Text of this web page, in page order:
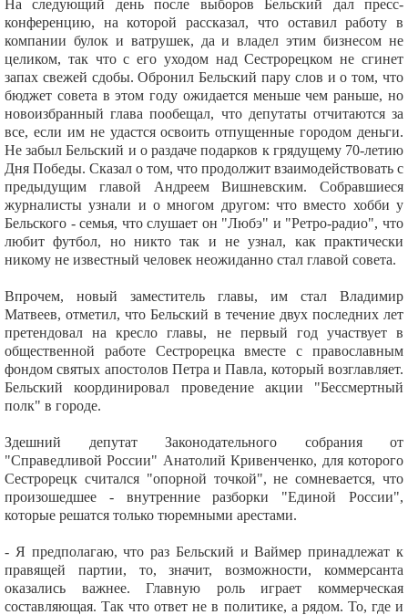
На следующий день после выборов Бельский дал пресс-
конференцию, на которой рассказал, что оставил работу в
компании булок и ватрушек, да и владел этим бизнесом не
целиком, так что с его уходом над Сестрорецком не сгинет
запах свежей сдобы. Обронил Бельский пару слов и о том, что
бюджет совета в этом году ожидается меньше чем раньше, но
новоизбранный глава пообещал, что депутаты отчитаются за
все, если им не удастся освоить отпущенные городом деньги.
Не забыл Бельский и о раздаче подарков к грядущему 70-летию
Дня Победы. Сказал о том, что продолжит взаимодействовать с
предыдущим главой Андреем Вишневским. Собравшиеся
журналисты узнали и о многом другом: что вместо хобби у
Бельского - семья, что слушает он "Любэ" и "Ретро-радио", что
любит футбол, но никто так и не узнал, как практически
никому не известный человек неожиданно стал главой совета.
Впрочем, новый заместитель главы, им стал Владимир
Матвеев, отметил, что Бельский в течение двух последних лет
претендовал на кресло главы, не первый год участвует в
общественной работе Сестрорецка вместе с православным
фондом святых апостолов Петра и Павла, который возглавляет.
Бельский координировал проведение акции "Бессмертный
полк" в городе.
Здешний депутат Законодательного собрания от
"Справедливой России" Анатолий Кривенченко, для которого
Сестрорецк считался "опорной точкой", не сомневается, что
произошедшее - внутренние разборки "Единой России",
которые решатся только тюремными арестами.
- Я предполагаю, что раз Бельский и Ваймер принадлежат к
правящей партии, то, значит, возможности, коммерсанта
оказались важнее. Главную роль играет коммерческая
составляющая. Так что ответ не в политике, а рядом. То, где и